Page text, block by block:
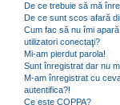
De ce trebuie să mă
De ce sunt scos afară
Cum fac să nu îmi
utilizatori conectaţi?
Mi-am pierdut parola!
Sunt înregistrat dar nu
M-am înregistrat cu
autentifica?!
Ce este COPPA?